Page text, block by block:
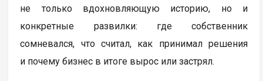
не только вдохновляющую историю, но и
конкретные развилки: где собственник
сомневался, что считал, как принимал решения
и почему бизнес в итоге вырос или застрял.